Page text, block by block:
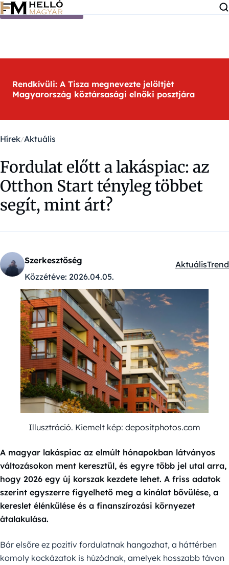
Ugrás a tartalomra
Rendkívüli: A Tisza megnevezte jelöltjét
Magyarország köztársasági elnöki posztjára
Hírek Aktuális
Fordulat előtt a lakáspiac: az
Otthon Start tényleg többet
segít, mint árt?
Szerkesztőség
Közzétéve: 2026.04.05.
Kategóriák:
AktuálisTrend
Illusztráció. Kiemelt kép: depositphotos.com
A magyar lakáspiac az elmúlt hónapokban látványos
változásokon ment keresztül, és egyre több jel utal arra,
hogy 2026 egy új korszak kezdete lehet. A friss adatok
szerint egyszerre figyelhető meg a kínálat bővülése, a
kereslet élénkülése és a finanszírozási környezet
átalakulása.
Bár elsőre ez pozitív fordulatnak hangozhat, a háttérben
komoly kockázatok is húzódnak, amelyek hosszabb távon